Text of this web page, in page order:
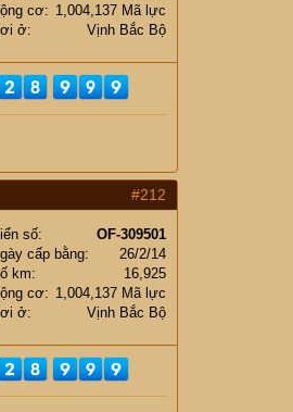
cơ
1,004,137 Mã lực
ở
Vịnh Bắc Bộ
#212
số
OF-309501
cấp bằng
26/2/14
km
16,925
cơ
1,004,137 Mã lực
ở
Vịnh Bắc Bộ